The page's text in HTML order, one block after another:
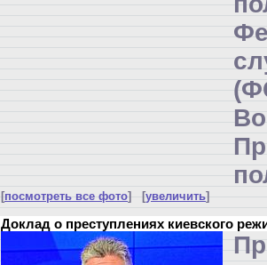
[посмотреть все фото] [увеличить]
Доклад о преступлениях киевского